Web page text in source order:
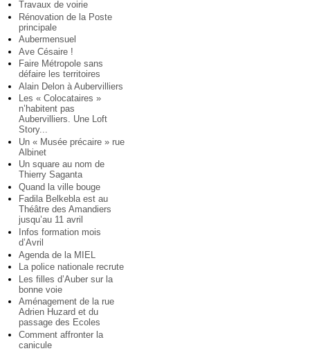
Travaux de voirie
Rénovation de la Poste
principale
Aubermensuel
Ave Césaire !
Faire Métropole sans
défaire les territoires
Alain Delon à Aubervilliers
Les « Colocataires »
n’habitent pas
Aubervilliers. Une Loft
Story...
Un « Musée précaire » rue
Albinet
Un square au nom de
Thierry Saganta
Quand la ville bouge
Fadila Belkebla est au
Théâtre des Amandiers
jusqu’au 11 avril
Infos formation mois
d’Avril
Agenda de la MIEL
La police nationale recrute
Les filles d’Auber sur la
bonne voie
Aménagement de la rue
Adrien Huzard et du
passage des Ecoles
Comment affronter la
canicule